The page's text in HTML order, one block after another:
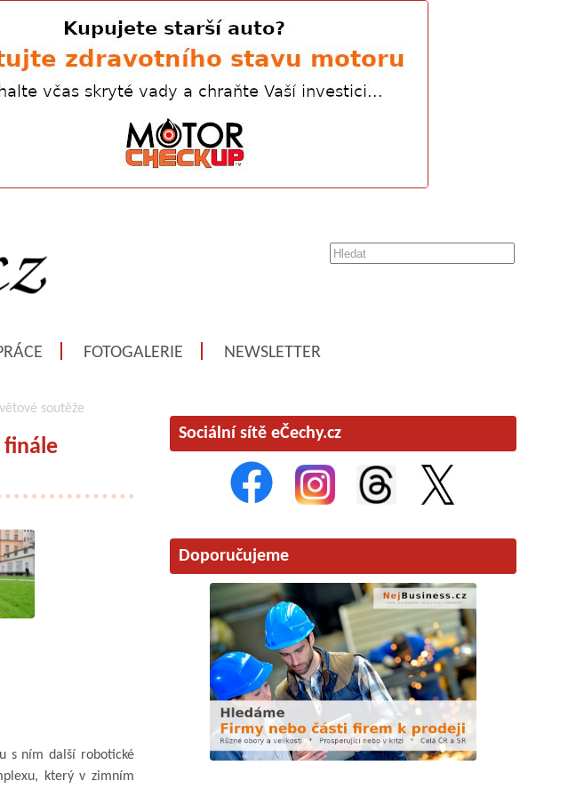
FOTOGALERIE NEWSLETTER
soutěže
finále
s ním další robotické
který v zimním
Sociální sítě eČechy.cz
Doporučujeme